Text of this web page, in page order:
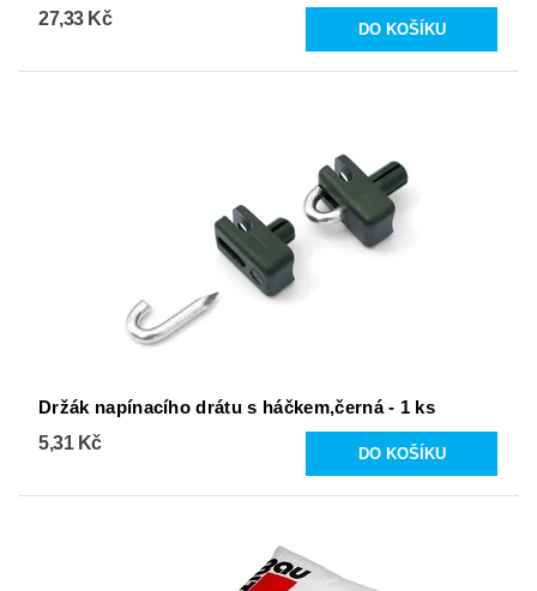
27,33 Kč
Držák napínacího drátu s háčkem,černá - 1 ks
5,31 Kč